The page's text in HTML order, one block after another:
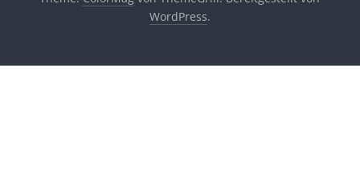
WordPress.